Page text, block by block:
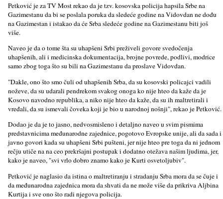
Petković je za TV Most rekao da je tzv. kosovska policija hapsila Srbe na
Gazimestanu da bi se poslala poruka da sledeće godine na Vidovdan ne dođu
na Gazimestan i istakao da će Srba sledeće godine na Gazimestanu biti još
više.
Naveo je da o tome šta su uhapšeni Srbi preživeli govore svedočenja
uhapšenih, ali i medicinska dokumentacija, brojne povrede, podlivi, modrice
samo zbog toga što su bili na Gazimestanu da proslave Vidovdan.
"Dakle, ono što smo čuli od uhapšenih Srba, da su kosovski policajci vadili
noževe, da su udarali pendrekom svakog onoga ko nije hteo da kaže da je
Kosovo navodno republika, a niko nije hteo da kaže, da su ih maltretirali i
vređali, da su ismevali čoveka koji je bio u narodnoj nošnji", rekao je Petković.
Dodao je da je to jasno, nedvosmisleno i detaljno naveo u svim pismima
predstavnicima međunarodne zajednice, pogotovo Evropske unije, ali da sada i
javno govori kada su uhapšeni Srbi pušteni, jer nije hteo pre toga da ni jednom
rečju utiče na na ceo prekršajni postupak i dodatno otežava našim ljudima, jer,
kako je naveo, "svi vrlo dobro znamo kako je Kurti osvetoljubiv".
Petković je naglasio da istina o maltretiranju i stradanju Srba mora da se čuje i
da međunarodna zajednica mora da shvati da ne može više da prikriva Aljbina
Kurtija i sve ono što radi njegova policija.